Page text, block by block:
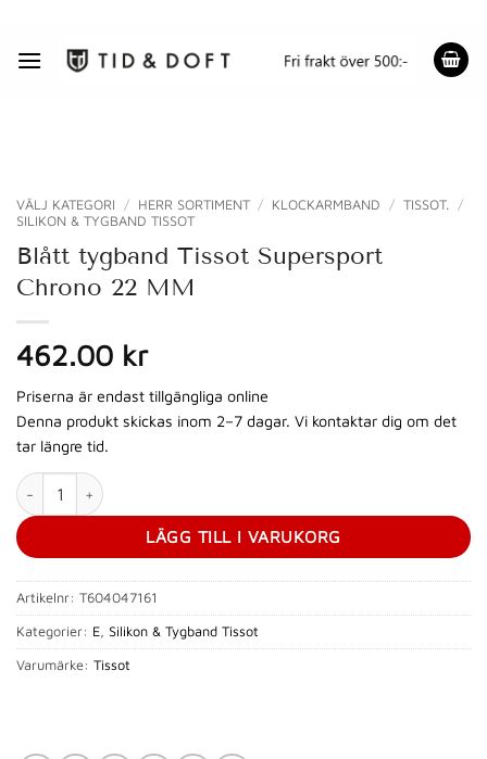
content
VÄLJ KATEGORI / HERR SORTIMENT / KLOCKARMBAND / TISSOT.
/
SILIKON & TYGBAND TISSOT
Blått tygband Tissot Supersport
Chrono 22 MM
462.00 kr
Priserna är endast tillgängliga online
Denna produkt skickas inom 2–7 dagar. Vi kontaktar dig om det
tar längre tid.
Blått tygband Tissot Supersport Chrono 22 MM mängd
LÄGG TILL I VARUKORG
Artikelnr: T604047161
Kategorier: E, Silikon & Tygband Tissot
Varumärke: Tissot